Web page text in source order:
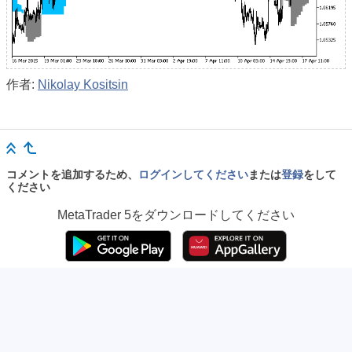
作者: Nikolay Kositsin
コメントを追加するため、 ログインしてくださいまたは登録をして
ください
MetaTrader 5をダウンロードしてください